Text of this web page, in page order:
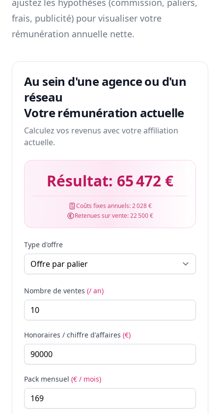
ajustez les hypothèses (commission, paliers,
frais, publicité) pour visualiser votre
rémunération annuelle nette.
Au sein d'une agence ou d'un
réseau
Votre rémunération actuelle
Calculez vos revenus avec votre affiliation
actuelle.
Résultat: 65 472 €
Coûts fixes annuels:2 028 €
Retenues sur vente:22 500 €
Type d'offre
Nombre de ventes (/ an)
Honoraires / chiffre d'affaires (€)
Pack mensuel (€ / mois)